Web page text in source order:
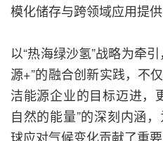
模化储存与跨领域应用提
以“热海绿沙氢”战略为牵
源+”的融合创新实践，不
洁能源企业的目标迈进，
自然的能量”的深刻内涵
球应对气候变化贡献了重